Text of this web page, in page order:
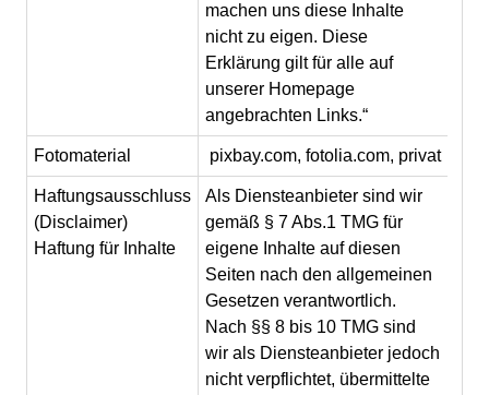
machen uns diese Inhalte
nicht zu eigen. Diese
Erklärung gilt für alle auf
unserer Homepage
angebrachten Links.“
Fotomaterial pixbay.com, fotolia.com, privat
Haftungsausschluss
(Disclaimer)
Haftung für Inhalte
Als Diensteanbieter sind wir
gemäß § 7 Abs.1 TMG für
eigene Inhalte auf diesen
Seiten nach den allgemeinen
Gesetzen verantwortlich.
Nach §§ 8 bis 10 TMG sind
wir als Diensteanbieter jedoch
nicht verpflichtet, übermittelte